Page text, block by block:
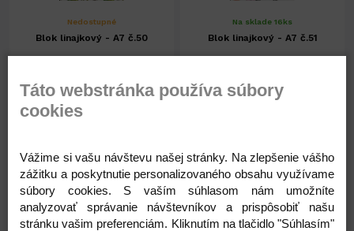
Nedostupné
Blok linajkový - A7 č.50
0,37 € ( bez DPH )
0,46 € +
Na sklade 16ks
Blok linajkový - A7 č.51
0,37 € ( bez DPH )
0,46 € - +
Táto webstránka používa súbory
cookies
Vážime si vašu návštevu našej stránky. Na zlepšenie vášho
zážitku a poskytnutie personalizovaného obsahu využívame
súbory cookies. S vaším súhlasom nám umožníte
analyzovať správanie návštevníkov a prispôsobiť našu
stránku vašim preferenciám. Kliknutím na tlačidlo "Súhlasím"